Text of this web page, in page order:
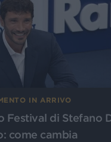
IN ARRIVO
Festival di Stefano
come cambia